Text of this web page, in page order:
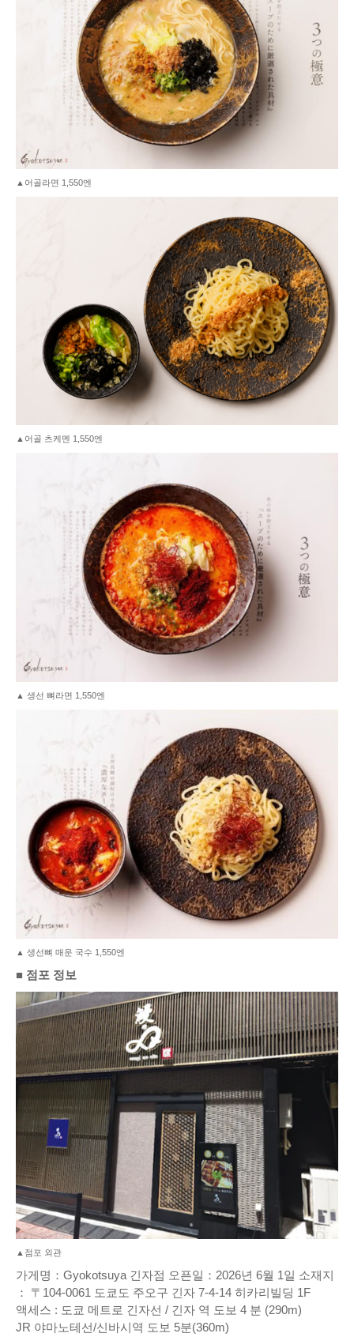
▲어골라면 1,550엔
▲어골 츠케멘 1,550엔
▲ 생선 뼈라면 1,550엔
▲ 생선뼈 매운 국수 1,550엔
■ 점포 정보
▲점포 외관
가게명：Gyokotsuya 긴자점 오픈일：2026년 6월 1일 소재지
： 〒104-0061 도쿄도 주오구 긴자 7-4-14 히카리빌딩 1F
액세스 : 도쿄 메트로 긴자선 / 긴자 역 도보 4 분 (290m)
JR 야마노테선/신바시역 도보 5분(360m)